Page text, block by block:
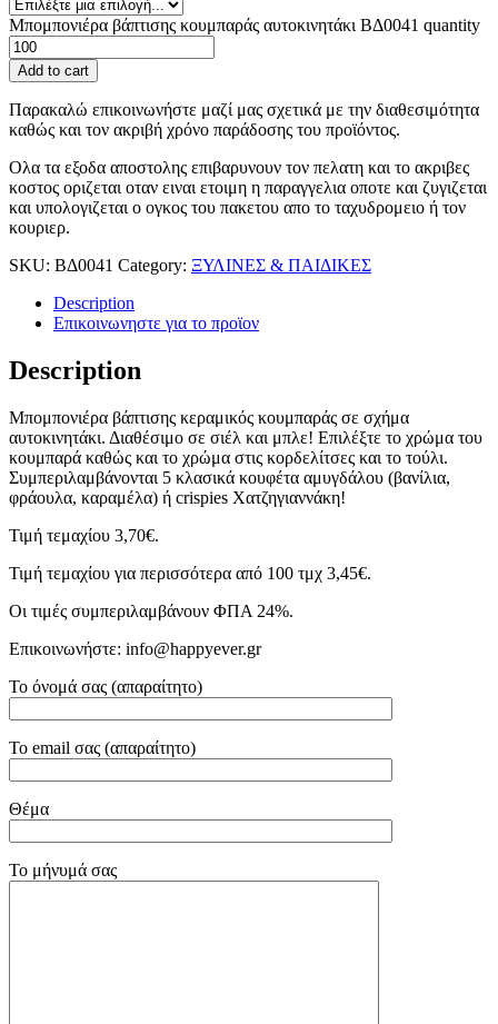
Μπομπονιέρα βάπτισης κουμπαράς αυτοκινητάκι ΒΔ0041 quantity
Add to cart
Παρακαλώ επικοινωνήστε μαζί μας σχετικά με την διαθεσιμότητα
καθώς και τον ακριβή χρόνο παράδοσης του προϊόντος.
Ολα τα εξοδα αποστολης επιβαρυνουν τον πελατη και το ακριβες
κοστος οριζεται οταν ειναι ετοιμη η παραγγελια οποτε και ζυγιζεται
και υπολογιζεται ο ογκος του πακετου απο το ταχυδρομειο ή τον
κουριερ.
SKU: ΒΔ0041 Category: ΞΥΛΙΝΕΣ & ΠΑΙΔΙΚΕΣ
Description
Επικοινωνηστε για το προϊoν
Description
Μπομπονιέρα βάπτισης κεραμικός κουμπαράς σε σχήμα
αυτοκινητάκι. Διαθέσιμο σε σιέλ και μπλε! Επιλέξτε το χρώμα του
κουμπαρά καθώς και το χρώμα στις κορδελίτσες και το τούλι.
Συμπεριλαμβάνονται 5 κλασικά κουφέτα αμυγδάλου (βανίλια,
φράουλα, καραμέλα) ή crispies Χατζηγιαννάκη!
Τιμή τεμαχίου 3,70€.
Τιμή τεμαχίου για περισσότερα από 100 τμχ 3,45€.
Οι τιμές συμπεριλαμβάνουν ΦΠΑ 24%.
Επικοινωνήστε: info@happyever.gr
Το όνομά σας (απαραίτητο)
Το email σας (απαραίτητο)
Θέμα
Το μήνυμά σας